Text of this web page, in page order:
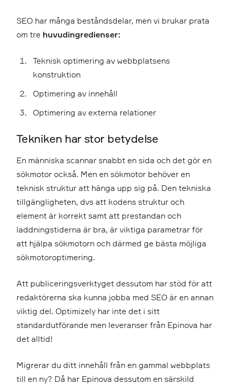
SEO har många beståndsdelar, men vi brukar prata
om tre huvudingredienser:
Teknisk optimering av webbplatsens
konstruktion
Optimering av innehåll
Optimering av externa relationer
Tekniken har stor betydelse
En människa scannar snabbt en sida och det gör en
sökmotor också. Men en sökmotor behöver en
teknisk struktur att hänga upp sig på. Den tekniska
tillgängligheten, dvs att kodens struktur och
element är korrekt samt att prestandan och
laddningstiderna är bra, är viktiga parametrar för
att hjälpa sökmotorn och därmed ge bästa möjliga
sökmotoroptimering.
Att publiceringsverktyget dessutom har stöd för att
redaktörerna ska kunna jobba med SEO är en annan
viktig del. Optimizely har inte det i sitt
standardutförande men leveranser från Epinova har
det alltid!
Migrerar du ditt innehåll från en gammal webbplats
till en ny? Då har Epinova dessutom en särskild